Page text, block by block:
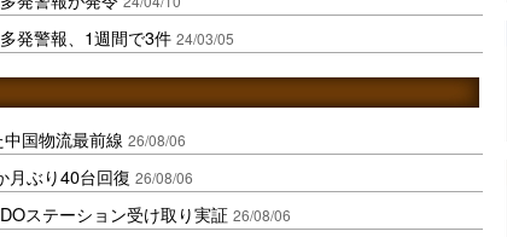
発警報、1週間で3件 24/03/05
国物流最前線 26/08/06
月ぶり40台回復 26/08/06
ステーション受け取り実証 26/08/06